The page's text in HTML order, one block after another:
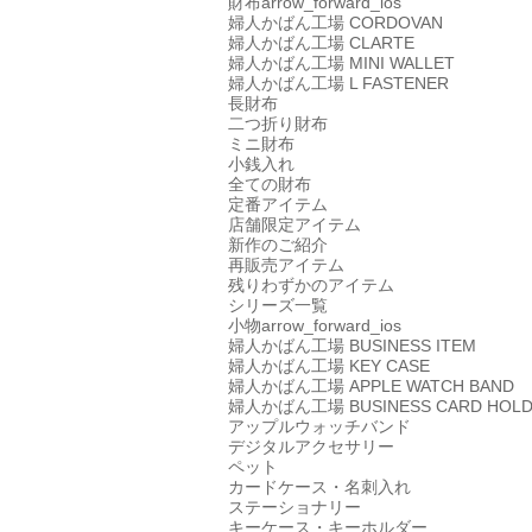
婦人かばん工場 CORDOVAN
婦人かばん工場 CLARTE
婦人かばん工場 MINI WALLET
婦人かばん工場 L FASTENER
長財布
二つ折り財布
ミニ財布
小銭入れ
全ての財布
定番アイテム
店舗限定アイテム
新作のご紹介
再販売アイテム
残りわずかのアイテム
シリーズ一覧
小物arrow_forward_ios
婦人かばん工場 BUSINESS ITEM
婦人かばん工場 KEY CASE
婦人かばん工場 APPLE WATCH BAND
婦人かばん工場 BUSINESS CARD
アップルウォッチバンド
デジタルアクセサリー
ペット
カードケース・名刺入れ
ステーショナリー
キーケース・キーホルダー